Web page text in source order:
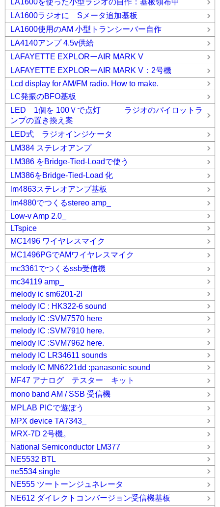
LA1600を使った小型ラジオの自作：基板領布中
LA1600ラジオに Sメータ追加基板
LA1600使用のAM 小型トランシーバー自作
LA4140アンプ 4.5v供給
LAFAYETTE EXPLORーAIR MARK V
LAFAYETTE EXPLORーAIR MARK V：2号機
Lcd display for AM/FM radio. How to make.
LC発振のBFO基板
LED 1個を 100Ｖで点灯 ラジオのパイロットラ
ンプの置き換え案
LED式 ラジオインジケータ
LM384 ステレオアンプ
LM386 をBridge-Tied-Loadで使う
LM386をBridge-Tied-Load 化
lm4863ステレオアンプ基板
lm4880でつくるstereo amp_
Low-v Amp 2.0_
LTspice
MC1496 ワイヤレスマイク
MC1496PGでAMワイヤレスマイク
mc3361でつくるssb受信機
mc34119 amp_
melody ic sm6201-2l
melody IC : HK322-6 sound
melody IC :SVM7570 here
melody IC :SVM7910 here.
melody IC :SVM7962 here.
melody IC LR34611 sounds
melody IC MN6221dd :panasonic sound
MF47 アナログ テスター キット
mono band AM / SSB 受信機
MPLAB PICで遊ぼう
MPX device TA7343_
MRX-7D 2号機。
National Semiconductor LM377
NE5532 BTL
ne5534 single
NE555 ツートーンジュネレータ
NE612 ダイレクトコンバージョン受信機基板